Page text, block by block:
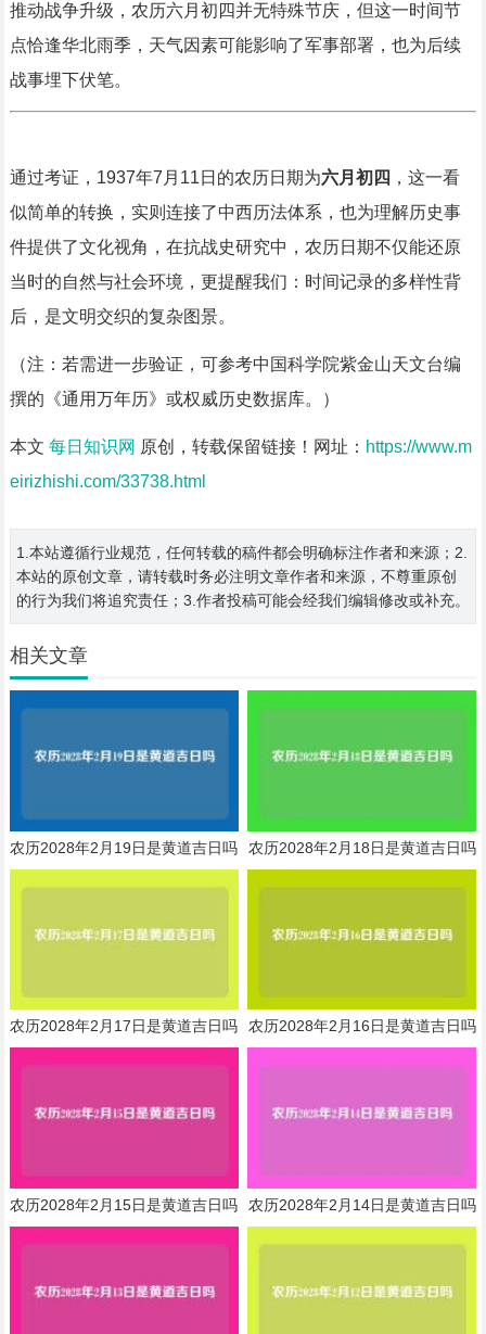
推动战争升级，农历六月初四并无特殊节庆，但这一时间节
点恰逢华北雨季，天气因素可能影响了军事部署，也为后续
战事埋下伏笔。
通过考证，1937年7月11日的农历日期为六月初四 ，这一看
似简单的转换，实则连接了中西历法体系，也为理解历史事
件提供了文化视角，在抗战史研究中，农历日期不仅能还原
当时的自然与社会环境，更提醒我们：时间记录的多样性背
后，是文明交织的复杂图景。
（注：若需进一步验证，可参考中国科学院紫金山天文台编
撰的《通用万年历》或权威历史数据库。）
本文 每日知识网 原创，转载保留链接！网址： https://www.m
eirizhishi.com/33738.html
1.本站遵循行业规范，任何转载的稿件都会明确标注作者和来源；2.
本站的原创文章，请转载时务必注明文章作者和来源，不尊重原创
的行为我们将追究责任；3.作者投稿可能会经我们编辑修改或补充。
相关文章
农历2028年2月19日是黄道吉日吗 农历2028年2月18日是黄道吉日吗
农历2028年2月17日是黄道吉日吗 农历2028年2月16日是黄道吉日吗
农历2028年2月15日是黄道吉日吗 农历2028年2月14日是黄道吉日吗